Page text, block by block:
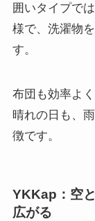
囲いタイプで
様で、洗濯物
す。
布団も効率よ
晴れの日も、
徴です。
YKKap：空
広がる